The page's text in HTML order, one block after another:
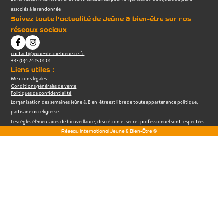
associés à la randonnée
Suivez toute l'actualité de Jeûne & bien-être sur nos
réseaux sociaux
contact@jeune-detox-bienetre.fr
+33 (0)4 74 15 01 01
Liens utiles :
Mentions légales
Conditions générales de vente
Politiques de confidentialité
L’organisation des semaines Jeûne & Bien-être est libre de toute appartenance politique,
partisane ou religieuse.
Les règles élémentaires de bienveillance, discrétion et secret professionnel sont respectées.
Réseau International Jeune & Bien-Être ©